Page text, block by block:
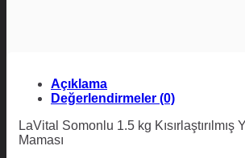
Açıklama
Değerlendirmeler (0)
LaVital Somonlu 1.5 kg Kısırlaştırılmış
Maması